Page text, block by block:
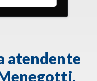
atendente